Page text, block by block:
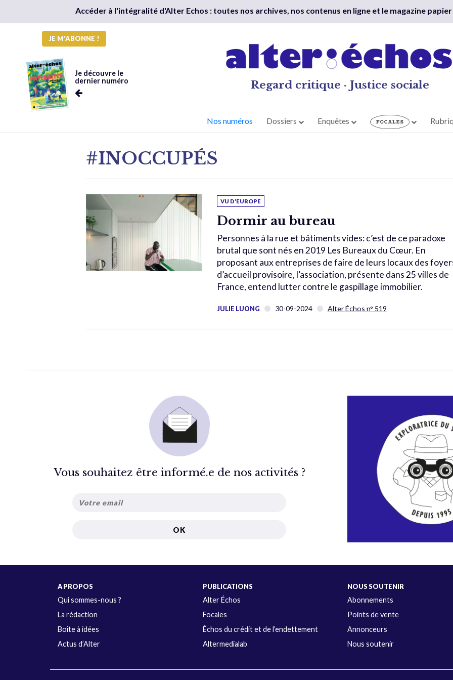
Accéder à l'intégralité d'Alter Echos : toutes nos archives, nos contenus en ligne et le magazine
JE M'ABONNE !
Je découvre le
dernier numéro
Regard critique · Justice sociale
Nos numéros Dossiers Enquêtes
#INOCCUPÉS
VU D'EUROPE
Dormir au bureau
Personnes à la rue et bâtiments vides: c’est de ce paradoxe
brutal que sont nés en 2019 Les Bureaux du Cœur. En
proposant aux entreprises de faire de leurs locaux des
d’accueil provisoire, l’association, présente dans 25 villes de
France, entend lutter contre le gaspillage immobilier.
JULIE LUONG 30-09-2024 Alter Échos n° 519
Vous souhaitez être informé.e de nos activités ?
A PROPOS
Qui sommes-nous ?
La rédaction
Boîte à idées
Actus d’Alter
PUBLICATIONS
Alter Échos
Focales
Échos du crédit et de l’endettement
Altermedialab
NOUS SOUTENIR
Abonnements
Points de vente
Annonceurs
Nous soutenir